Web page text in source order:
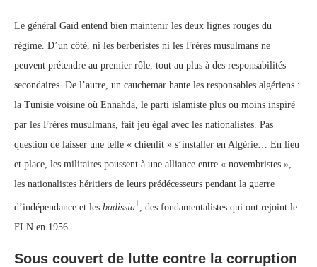
Le général Gaïd entend bien maintenir les deux lignes rouges du
régime. D’un côté, ni les berbéristes ni les Frères musulmans ne
peuvent prétendre au premier rôle, tout au plus à des responsabilités
secondaires. De l’autre, un cauchemar hante les responsables algériens :
la Tunisie voisine où Ennahda, le parti islamiste plus ou moins inspiré
par les Frères musulmans, fait jeu égal avec les nationalistes. Pas
question de laisser une telle « chienlit » s’installer en Algérie… En lieu
et place, les militaires poussent à une alliance entre « novembristes »,
les nationalistes héritiers de leurs prédécesseurs pendant la guerre
d’indépendance et les badissia1
, des fondamentalistes qui ont rejoint le
FLN en 1956.
Sous couvert de lutte contre la corruption